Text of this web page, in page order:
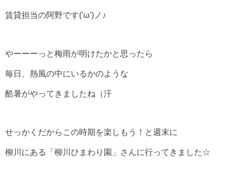
賃貸担当の阿野です('ω')ノ♪
やーーーっと梅雨が明けたかと思ったら
毎日、熱風の中にいるかのような
酷暑がやってきましたね（汗
せっかくだからこの時期を楽しもう！と週末に
柳川にある「柳川ひまわり園」さんに行ってきました☆